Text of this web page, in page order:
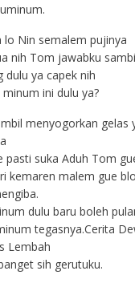
lo Nin semalem pujinya
nih Tom jawabku
dulu ya capek nih
ini dulu ya?
menyogorkan gelas
pasti suka Aduh Tom
kemaren malem gue
dulu baru boleh
tegasnya.Cerita
Lembah
sih gerutuku.